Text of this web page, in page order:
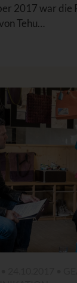
2017 war die
Tehu…